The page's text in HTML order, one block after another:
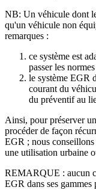
NB: Un véhicule dont
qu'un véhicule non
remarques :
ce système est
passer les normes
le système EGR
courant du
du préventif au
Ainsi, pour préserver
procéder de façon
EGR ; nous
une utilisation urbaine
REMARQUE : aucun
EGR dans ses